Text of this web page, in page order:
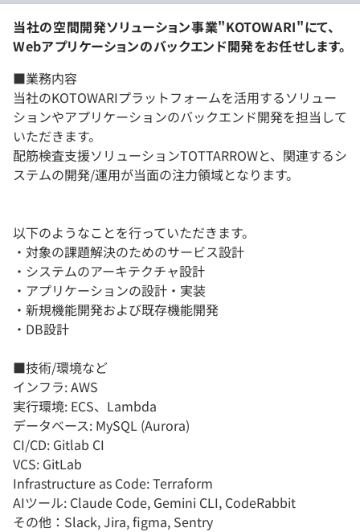
当社の空間開発ソリューション事業"KOTOWARI"にて、
Webアプリケーションのバックエンド開発をお任せします。
■業務内容
当社のKOTOWARIプラットフォームを活用するソリュー
ションやアプリケーションのバックエンド開発を担当して
いただきます。
配筋検査支援ソリューションTOTTARROWと、関連するシ
ステムの開発/運用が当面の注力領域となります。
以下のようなことを行っていただきます。
・対象の課題解決のためのサービス設計
・システムのアーキテクチャ設計
・アプリケーションの設計・実装
・新規機能開発および既存機能開発
・DB設計
■技術/環境など
インフラ: AWS
実行環境: ECS、Lambda
データベース: MySQL (Aurora)
CI/CD: Gitlab CI
VCS: GitLab
Infrastructure as Code: Terraform
AIツール: Claude Code, Gemini CLI, CodeRabbit
その他：Slack, Jira, figma, Sentry